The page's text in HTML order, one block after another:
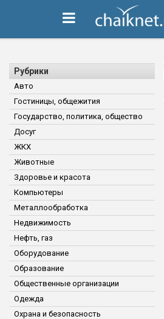
Рубрики
Авто
Гостиницы, общежития
Государство, политика, общество
Досуг
ЖКХ
Животные
Здоровье и красота
Компьютеры
Металлообработка
Недвижимость
Нефть, газ
Оборудование
Образование
Общественные организации
Одежда
Охрана и безопасность